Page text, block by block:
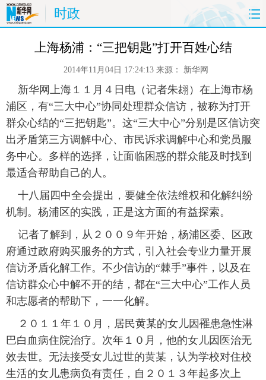
时政
首页 时政 国际 财经
体育 人事
时尚 思客 地方 法治
港澳 台湾 华人 汽车
能源 房产 公司
图片 视频 彩票 食品
金融 公益 军事 无人机
富媒体 摄影 新华广播
新华电视中文 新华电视英文 返回PC
上海杨浦：“三把钥匙”打开百姓心结
2014年11月04日 17:24:13 来源： 新华网
新华网上海１１月４日电（记者朱翃）在上海市杨
浦区，有“三大中心”协同处理群众信访，被称为打开
群众心结的“三把钥匙”。这“三大中心”分别是区信访突
出矛盾第三方调解中心、市民诉求调解中心和党员服
务中心。多样的选择，让面临困惑的群众能及时找到
最适合帮助自己的人。
十八届四中全会提出，要健全依法维权和化解纠纷
机制。杨浦区的实践，正是这方面的有益探索。
记者了解到，从２００９年开始，杨浦区委、区政
府通过政府购买服务的方式，引入社会专业力量开展
信访矛盾化解工作。不少信访的“棘手”事件，以及在
信访群众心中解不开的结，都在“三大中心”工作人员
和志愿者的帮助下，一一化解。
２０１１年１０月，居民黄某的女儿因罹患急性淋
巴白血病住院治疗。次年１０月，他的女儿因医治无
效去世。无法接受女儿过世的黄某，认为学校对住校
生活的女儿患病负有责任，自２０１３年起多次上